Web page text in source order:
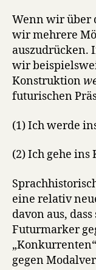
Wenn wir über
wir mehrere
auszudrücken.
wir
Konstruktion
futurischen
(1) Ich werde
(2) Ich gehe ins
eine relativ
davon aus,
Futurmarker
gegen